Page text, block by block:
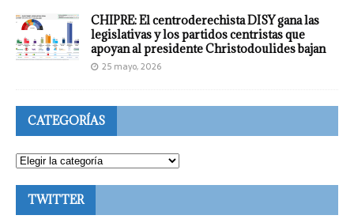
CHIPRE: El centroderechista DISY gana las
legislativas y los partidos centristas que
apoyan al presidente Christodoulides bajan
25 mayo, 2026
CATEGORÍAS
TWITTER